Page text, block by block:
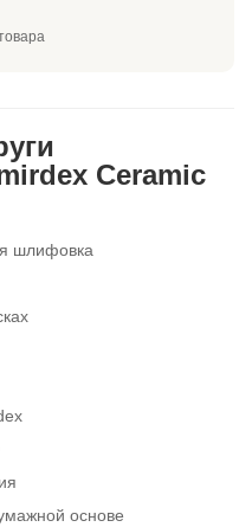
Ceramic
шлифовка
основе